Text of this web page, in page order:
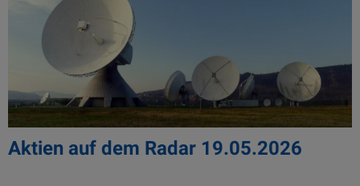
Aktien auf dem Radar 19.05.2026